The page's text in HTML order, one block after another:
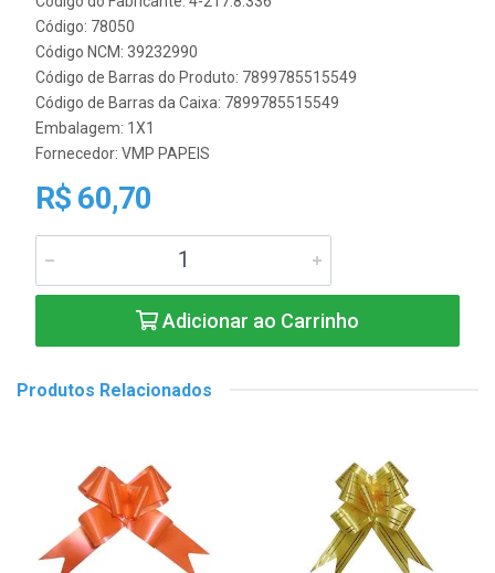
Código: 78050
Código NCM: 39232990
Código de Barras do Produto: 7899785515549
Código de Barras da Caixa: 7899785515549
Embalagem: 1X1
Fornecedor: VMP PAPEIS
R$ 60,70
Adicionar ao Carrinho
Produtos Relacionados